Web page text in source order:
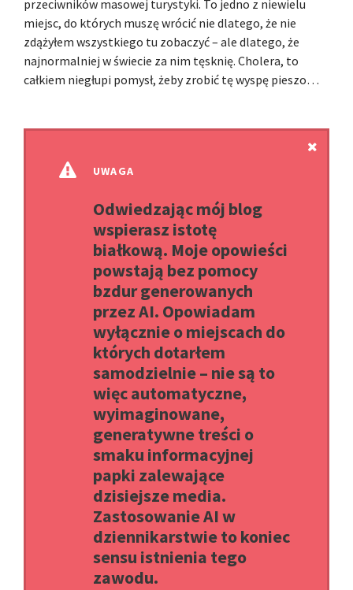
przeciwników masowej turystyki. To jedno z niewielu
miejsc, do których muszę wrócić nie dlatego, że nie
zdążyłem wszystkiego tu zobaczyć – ale dlatego, że
najnormalniej w świecie za nim tęsknię. Cholera, to
całkiem niegłupi pomysł, żeby zrobić tę wyspę pieszo…
UWAGA
Odwiedzając mój blog
wspierasz istotę
białkową. Moje opowieści
powstają bez pomocy
bzdur generowanych
przez AI. Opowiadam
wyłącznie o miejscach do
których dotarłem
samodzielnie – nie są to
więc automatyczne,
wyimaginowane,
generatywne treści o
smaku informacyjnej
papki zalewające
dzisiejsze media.
Zastosowanie AI w
dziennikarstwie to koniec
sensu istnienia tego
zawodu.